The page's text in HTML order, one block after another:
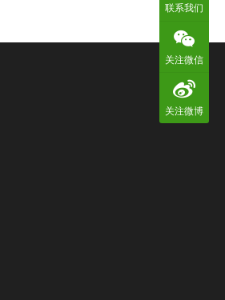
联系我们
关注微信
关注微博